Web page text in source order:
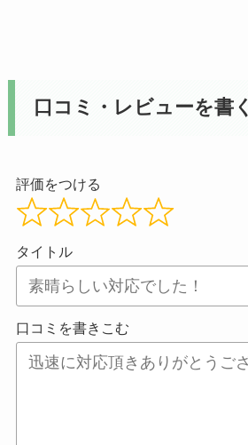
口コミ・レビューを書く
評価をつける
タイトル
口コミを書きこむ